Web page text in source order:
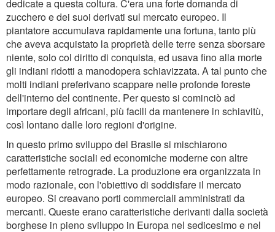
dedicate a questa coltura. C'era una forte domanda di
zucchero e dei suoi derivati sul mercato europeo. Il
piantatore accumulava rapidamente una fortuna, tanto più
che aveva acquistato la proprietà delle terre senza sborsare
niente, solo col diritto di conquista, ed usava fino alla morte
gli indiani ridotti a manodopera schiavizzata. A tal punto che
molti indiani preferivano scappare nelle profonde foreste
dell'interno del continente. Per questo si cominciò ad
importare degli africani, più facili da mantenere in schiavitù,
così lontano dalle loro regioni d'origine.
In questo primo sviluppo del Brasile si mischiarono
caratteristiche sociali ed economiche moderne con altre
perfettamente retrograde. La produzione era organizzata in
modo razionale, con l'obiettivo di soddisfare il mercato
europeo. Si creavano porti commerciali amministrati da
mercanti. Queste erano caratteristiche derivanti dalla società
borghese in pieno sviluppo in Europa nel sedicesimo e nel